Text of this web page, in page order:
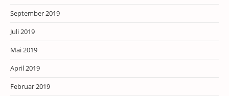
September 2019
Juli 2019
Mai 2019
April 2019
Februar 2019